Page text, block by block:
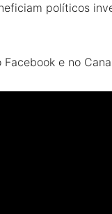
políticos
e no